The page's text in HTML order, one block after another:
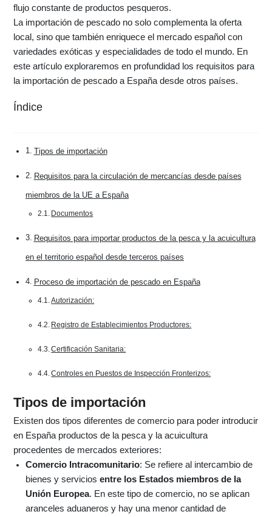
flujo constante de productos pesqueros.
La importación de pescado no solo complementa la oferta
local, sino que también enriquece el mercado español con
variedades exóticas y especialidades de todo el mundo. En
este artículo exploraremos en profundidad los requisitos para
la importación de pescado a España desde otros países.
Índice
Tipos de importación
Requisitos para la circulación de mercancías desde países
miembros de la UE a España
Documentos
Requisitos para importar productos de la pesca y la acuicultura
en el territorio español desde terceros países
Proceso de importación de pescado en España
Autorización:
Registro de Establecimientos Productores:
Certificación Sanitaria:
Controles en Puestos de Inspección Fronterizos:
Tipos de importación
Existen dos tipos diferentes de comercio para poder introducir
en España productos de la pesca y la acuicultura
procedentes de mercados exteriores:
Comercio Intracomunitario: Se refiere al intercambio de
bienes y servicios entre los Estados miembros de la
Unión Europea. En este tipo de comercio, no se aplican
aranceles aduaneros y hay una menor cantidad de